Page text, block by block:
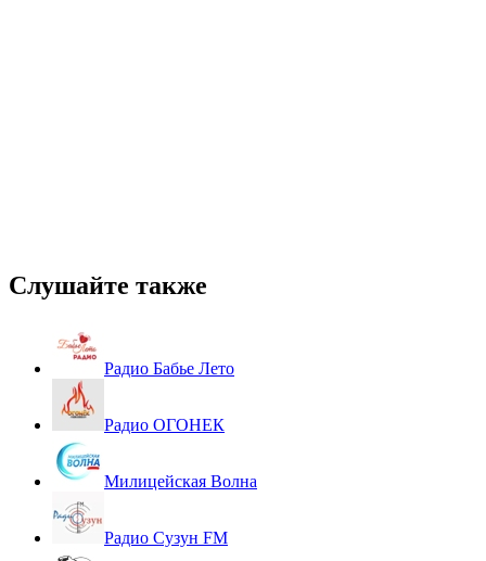
Слушайте также
Радио Бабье Лето
Радио ОГОНЕК
Милицейская Волна
Радио Сузун FM